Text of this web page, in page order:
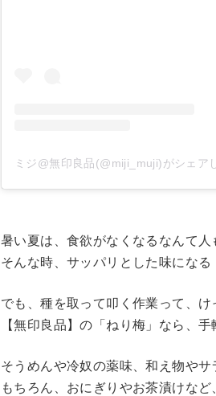
ミジ@無印良品(@miji_muji)がシェア
暑い夏は、食欲がなくなるなんて人
そんな時、サッパリとした味になる
でも、種を取って叩く作業って、
【無印良品】の「ねり梅」なら、手
そうめんや冷奴の薬味、和え物やサ
もちろん、おにぎりやお茶漬けな